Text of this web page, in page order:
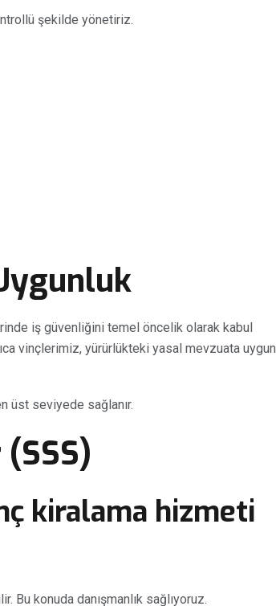
şekilde yönetiriz.
iş güvenliğini temel öncelik olarak kabul
vinçlerimiz, yürürlükteki yasal mevzuata uygun
üst seviyede sağlanır.
kiralama hizmeti
konuda danışmanlık sağlıyoruz.